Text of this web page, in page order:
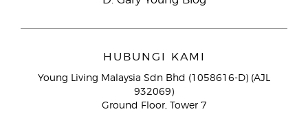
HUBUNGI KAMI
Young Living Malaysia Sdn Bhd (1058616-D) (AJL
932069)
Ground Floor, Tower 7